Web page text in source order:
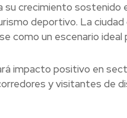
su crecimiento
deportivo. La
como un escenario ideal
impacto positivo en
y visitantes de